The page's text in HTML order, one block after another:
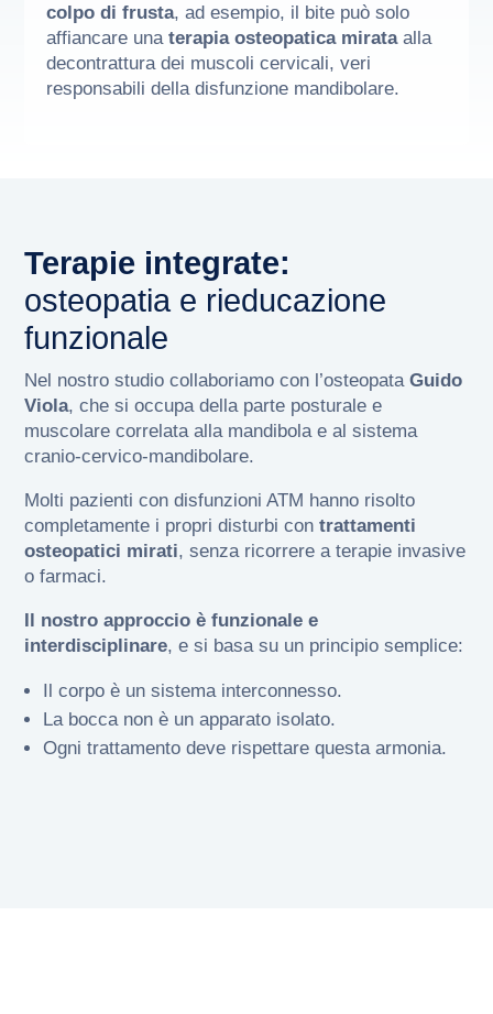
colpo di frusta, ad esempio, il bite può solo
affiancare unaterapia osteopatica mirataalla
decontrattura dei muscoli cervicali, veri
responsabili della disfunzione mandibolare.
Terapie integrate:
osteopatia e rieducazione
funzionale
Nel nostro studio collaboriamo con l’osteopataGuido
Viola, che si occupa della parte posturale e
muscolare correlata alla mandibola e al sistema
cranio-cervico-mandibolare.
Molti pazienti con disfunzioni ATM hanno risolto
completamente i propri disturbi contrattamenti
osteopatici mirati, senza ricorrere a terapie invasive
o farmaci.
Il nostro approccio è funzionale e
interdisciplinare, e si basa su un principio semplice:
Il corpo è un sistema interconnesso.
La bocca non è un apparato isolato.
Ogni trattamento deve rispettare questa armonia.